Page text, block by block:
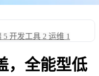
5 开发工具 2 运维 1
，全能型低